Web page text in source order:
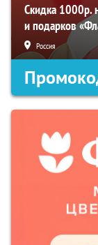
Скидка 1000р.
и подарков
Россия